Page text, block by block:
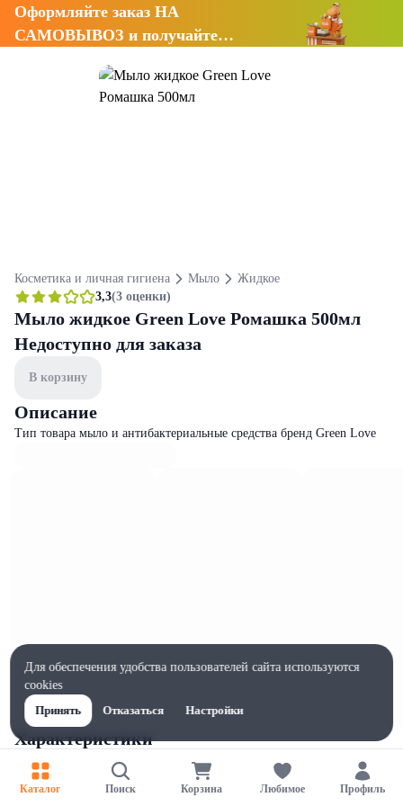
Оформляйте заказ НА
САМОВЫВОЗ и получайте
Косметика и личная гигиена Мыло
Жидкое
3,3(3 оценки)
Мыло жидкое Green Love Ромашка 500мл
Недоступно для заказа
В корзину
Описание
Тип товара мыло и антибактериальные средства бренд Green Love
Характеристики
Ширина, мм
Каталог Поиск Корзина Любимое Профиль
Для обеспечения удобства пользователей сайта используются
cookies
Принять
Отказаться Настройки